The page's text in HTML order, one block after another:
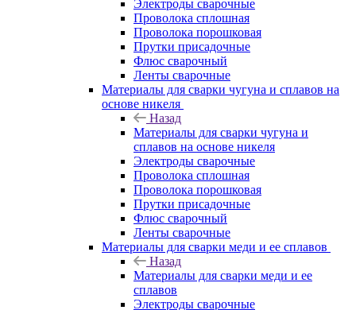
Электроды сварочные
Проволока сплошная
Проволока порошковая
Прутки присадочные
Флюс сварочный
Ленты сварочные
Материалы для сварки чугуна и сплавов на
основе никеля
Назад
Материалы для сварки чугуна и
сплавов на основе никеля
Электроды сварочные
Проволока сплошная
Проволока порошковая
Прутки присадочные
Флюс сварочный
Ленты сварочные
Материалы для сварки меди и ее сплавов
Назад
Материалы для сварки меди и ее
сплавов
Электроды сварочные